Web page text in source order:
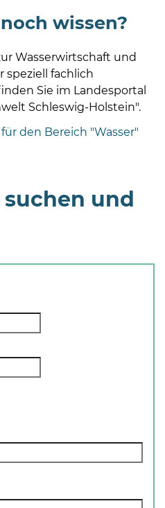
wissen?
Wasserwirtschaft und
speziell fachlich
Sie im Landesportal
Schleswig-Holstein".
den Bereich "Wasser"
und